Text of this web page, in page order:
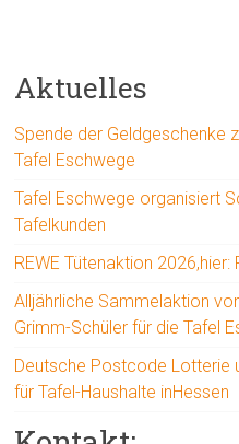
Aktuelles
Spende der Geldgeschenke
Tafel Eschwege
Tafel Eschwege organisiert
Tafelkunden
REWE Tütenaktion 2026,hier:
Alljährliche Sammelaktion
Grimm-Schüler für die Tafel
Deutsche Postcode Lotterie
für Tafel-Haushalte inHessen